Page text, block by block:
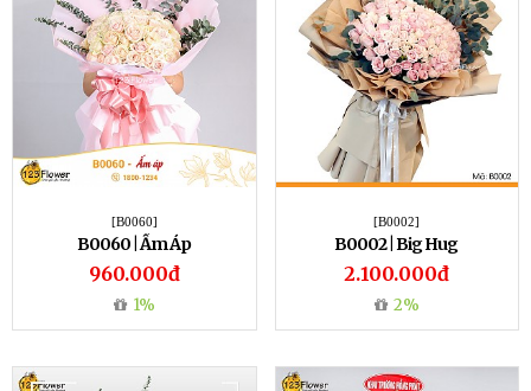
[B0060]
B0060 | Ấm Áp
960.000đ
1%
[B0002]
B0002 | Big Hug
2.100.000đ
2%